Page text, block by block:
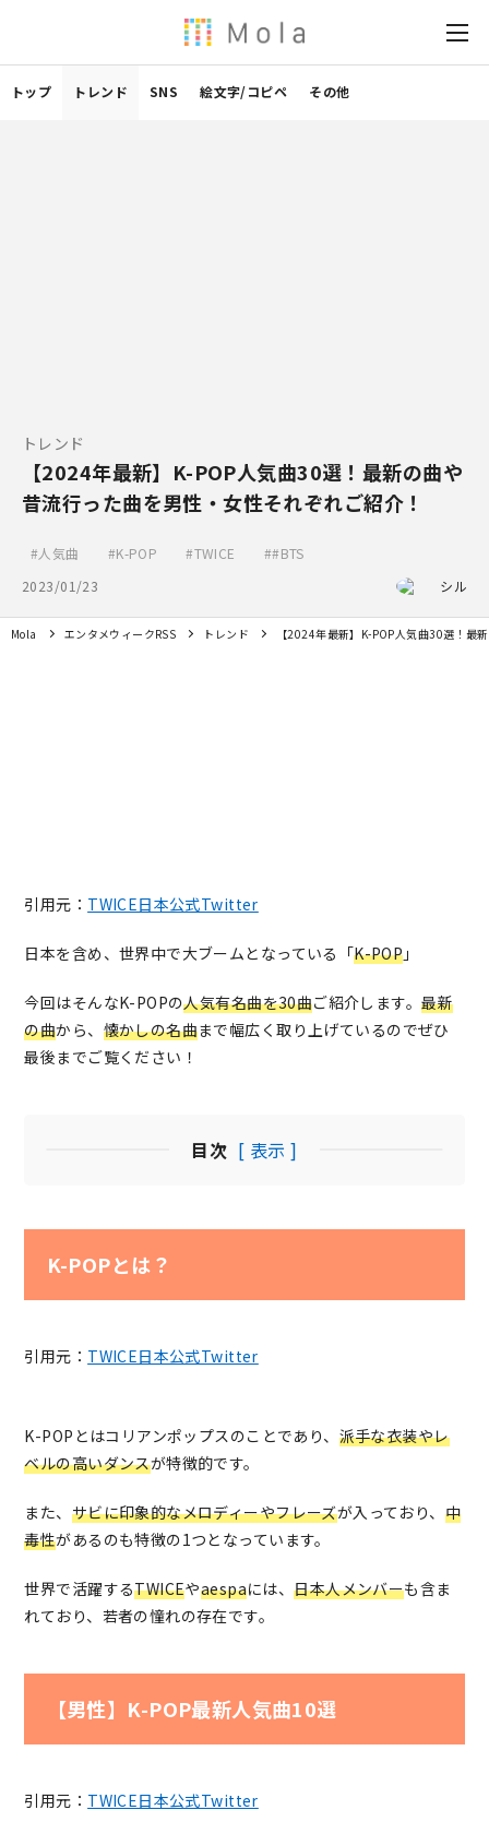
トップ トレンド SNS 絵文字/コピペ その他
トレンド
【2024年最新】K-POP人気曲30選！最新の曲や
昔流行った曲を男性・女性それぞれご紹介！
人気曲 K-POP TWICE
#BTS
2023/01/23
シル
Mola エンタメウィークRSS トレンド 【2024年最新】K-POP人気曲30選！最
引用元： TWICE日本公式Twitter
日本を含め、世界中で大ブームとなっている「K-POP 」
今回はそんなK-POPの人気有名曲を30曲ご紹介します。最新
の曲から、 懐かしの名曲まで幅広く取り上げているのでぜひ
最後までご覧ください！
目次 [ 表示 ]
K-POPとは？
引用元： TWICE日本公式Twitter
K-POPとはコリアンポップスのことであり、 派手な衣装やレ
ベルの高いダンスが特徴的です。
また、 サビに印象的なメロディーやフレーズが入っており、 中
毒性があるのも特徴の1つとなっています。
世界で活躍するTWICEやaespaには、日本人メンバーも含ま
れており、若者の憧れの存在です。
【男性】K-POP最新人気曲10選
引用元： TWICE日本公式Twitter